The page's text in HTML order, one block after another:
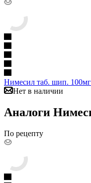
Нимесил таб. шип.
Нет в наличии
Аналоги
По рецепту